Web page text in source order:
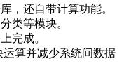
，还自带计算功能。
类等模块。
完成。
算并减少系统间数据